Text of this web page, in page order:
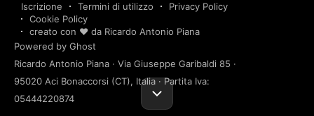
Iscrizione
Termini di utilizzo
Privacy Policy
Cookie Policy
creato con ❤️ da Ricardo Antonio Piana
Powered by Ghost
Ricardo Antonio Piana · Via Giuseppe Garibaldi 85 ·
95020 Aci Bonaccorsi (CT), Italia · Partita Iva:
05444220874